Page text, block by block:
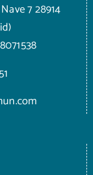
7 28914